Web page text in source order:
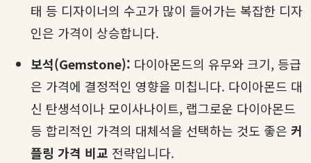
태 등 디자이너의 수고가 많이 들어가는 복잡한 디자
인은 가격이 상승합니다.
보석(Gemstone): 다이아몬드의 유무와 크기, 등급
은 가격에 결정적인 영향을 미칩니다. 다이아몬드 대
신 탄생석이나 모이사나이트, 랩그로운 다이아몬드
등 합리적인 가격의 대체석을 선택하는 것도 좋은 커
플링 가격 비교 전략입니다.